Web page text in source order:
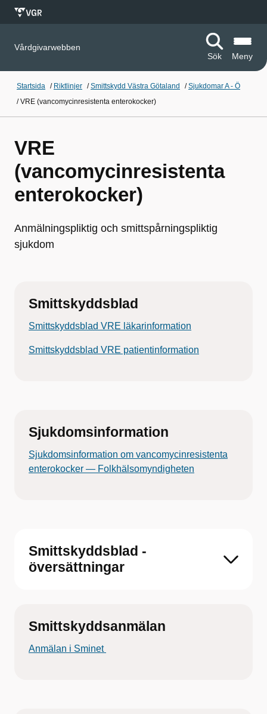
Vårdgivarwebben
Sök
Meny
Startsida / Riktlinjer /Smittskydd Västra Götaland /Sjukdomar A - Ö
/VRE (vancomycinresistenta enterokocker)
VRE
(vancomycinresistenta
enterokocker)
Anmälningspliktig och smittspårningspliktig
sjukdom
Smittskyddsblad
Smittskyddsblad VRE läkarinformation
Smittskyddsblad VRE patientinformation
Sjukdomsinformation
Sjukdomsinformation om vancomycinresistenta
enterokocker — Folkhälsomyndigheten
Smittskyddsblad -
översättningar
Smittskyddsanmälan
Anmälan i Sminet